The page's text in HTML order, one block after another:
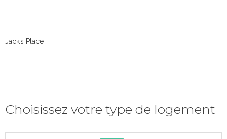
Jack’s Place
Choisissez votre type de logement